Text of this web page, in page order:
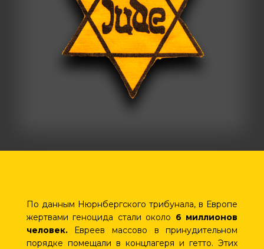
По данным Нюрнбергского трибунала, в Европе
жертвами геноцида стали около 6 миллионов
человек.Евреев массово в принудительном
порядке помещали в концлагеря и гетто. Этих